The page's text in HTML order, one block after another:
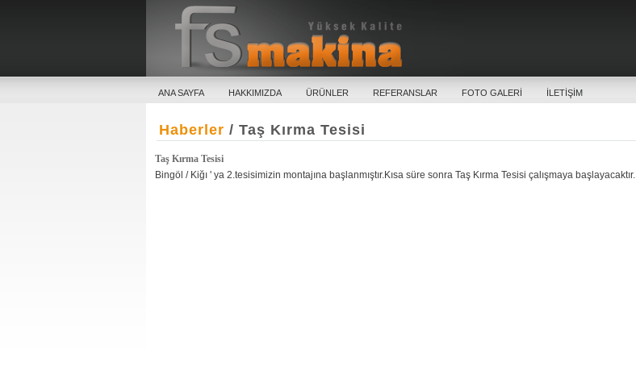
ANA SAYFA HAKKIMIZDA ÜRÜNLER REFERANSLAR FOTO GALERİ İLETİŞİM
Haberler / Taş Kırma Tesisi
Taş Kırma Tesisi
Bingöl / Kiğı ' ya 2.tesisimizin montajına başlanmıştır.Kısa süre sonra Taş Kırma Tesisi çalışmaya başlayacaktır.